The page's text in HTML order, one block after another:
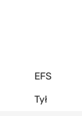
EFS
Tył